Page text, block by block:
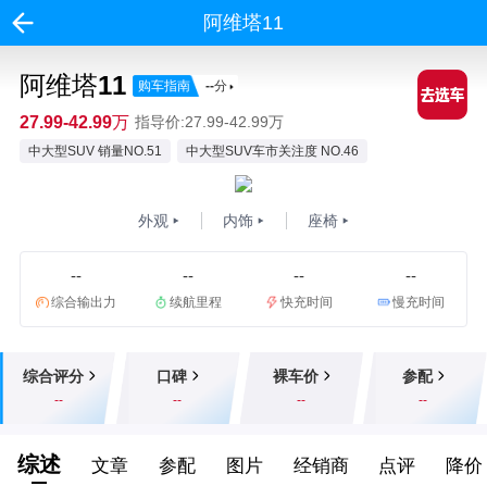
阿维塔11
阿维塔11 购车指南 --分
27.99-42.99万 指导价:27.99-42.99万
中大型SUV 销量NO.51 中大型SUV车市关注度 NO.46
外观 内饰 座椅
--
综合输出力
--
续航里程
--
快充时间
--
慢充时间
综合评分
--
口碑
--
裸车价
--
参配
--
综述 文章 参配 图片 经销商 点评 降价